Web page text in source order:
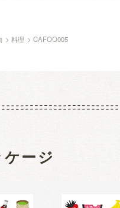
>料理 >CAFOO005
ージ